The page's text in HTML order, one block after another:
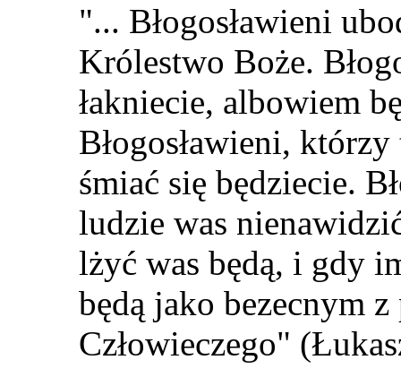
"... Błogosławieni
Królestwo Boże.
łakniecie, albowiem
Błogosławieni,
śmiać się będziecie.
ludzie was
lżyć was będą, i gdy
będą jako bezecnym
Człowieczego"